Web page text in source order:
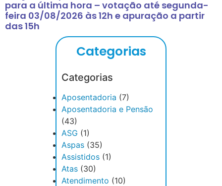
para a última hora – votação até segunda-
feira 03/08/2026 às 12h e apuração a partir
das 15h
Categorias
Categorias
Aposentadoria (7)
Aposentadoria e Pensão
(43)
ASG (1)
Aspas (35)
Assistidos (1)
Atas (30)
Atendimento (10)